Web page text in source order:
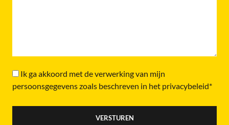
Ik ga akkoord met de verwerking van mijn
persoonsgegevens zoals beschreven in het privacybeleid*